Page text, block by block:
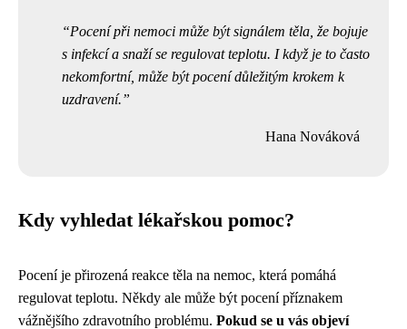
Pocení při nemoci může být signálem těla, že bojuje
s infekcí a snaží se regulovat teplotu. I když je to často
nekomfortní, může být pocení důležitým krokem k
uzdravení.
Hana Nováková
Kdy vyhledat lékařskou pomoc?
Pocení je přirozená reakce těla na nemoc, která pomáhá
regulovat teplotu. Někdy ale může být pocení příznakem
vážnějšího zdravotního problému. Pokud se u vás objeví